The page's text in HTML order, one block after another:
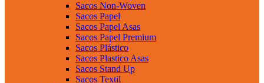
Sacos Non-Woven
Sacos Papel
Sacos Papel Asas
Sacos Papel Premium
Sacos Plástico
Sacos Plastico Asas
Sacos Stand Up
Sacos Textil